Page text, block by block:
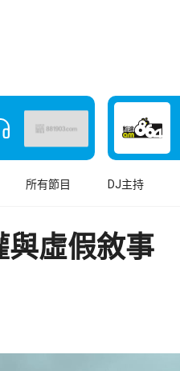
所有節目 DJ主持
與虛假敘事